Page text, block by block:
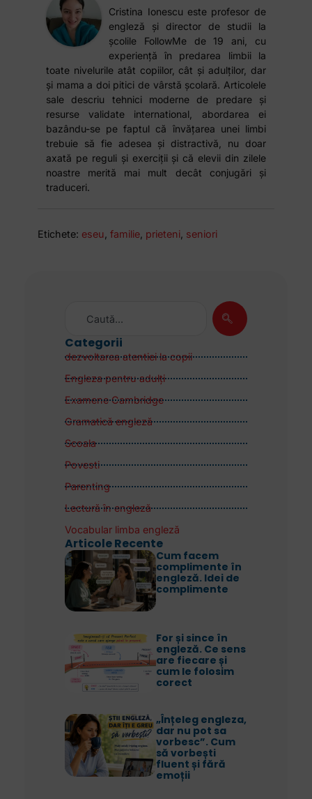
Cristina Ionescu este profesor de
engleză și director de studii la
școlile FollowMe de 19 ani, cu
experiență în predarea limbii la
toate nivelurile atât copiilor, cât și adulților, dar
și mama a doi pitici de vârstă școlară. Articolele
sale descriu tehnici moderne de predare și
resurse validate international, abordarea ei
bazându-se pe faptul că învățarea unei limbi
trebuie să fie adesea și distractivă, nu doar
axată pe reguli și exerciții și că elevii din zilele
noastre merită mai mult decât conjugări și
traduceri.
Etichete: eseu,familie, prieteni, seniori
Categorii
dezvoltarea atentiei la copii
Engleza pentru adulţi
Examene Cambridge
Gramatică engleză
Scoala
Povesti
Parenting
Lectură în engleză
Vocabular limba engleză
Articole Recente
Cum facem
complimente în
engleză. Idei de
complimente
For și since în
engleză. Ce sens
are fiecare și
cum le folosim
corect
„Înțeleg engleza,
dar nu pot sa
vorbesc”. Cum
să vorbești
fluent și fără
emoții